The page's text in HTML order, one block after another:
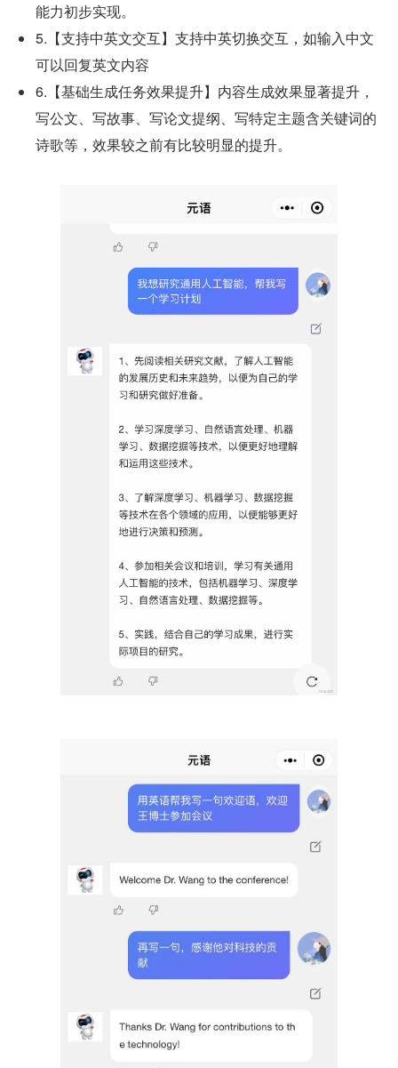
能力初步实现。
5.【支持中英文交互】支持中英切换交互，如输入中文
可以回复英文内容
6.【基础生成任务效果提升】内容生成效果显著提升，
写公文、写故事、写论文提纲、写特定主题含关键词的
诗歌等，效果较之前有比较明显的提升。